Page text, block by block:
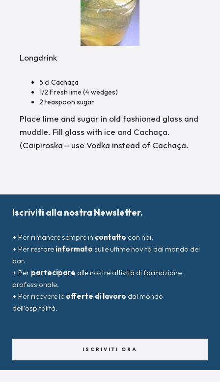
Longdrink
5 cl Cachaça
1/2 Fresh lime (4 wedges)
2 teaspoon sugar
Place lime and sugar in old fashioned glass and
muddle. Fill glass with ice and Cachaça.
(Caipiroska – use Vodka instead of Cachaça.
Iscriviti alla nostra Newsletter.
+ Per rimanere sempre in contatto con noi.
+ Per restare informato sulle ultime novità dal mondo del
bar.
+ Per partecipare alle nostre attività di formazione
professionale.
+ Per ricevere le offerte di lavoro dal mondo
dell’ospitalità.
ISCRIVITI ORA